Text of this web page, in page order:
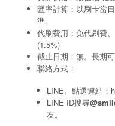
聯絡方式匯率計算：以刷卡當
準。
代刷費用：免代刷費
(1.5%)
截止日期：無。長期
聯絡方式：
LINE。點選連結：
LINE ID搜尋
友。